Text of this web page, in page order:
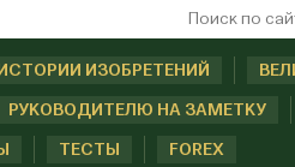
ИСТОРИИ ИЗОБРЕТЕНИЙ
РУКОВОДИТЕЛЮ НА ЗАМЕТКУ
ТЕСТЫ FOREX